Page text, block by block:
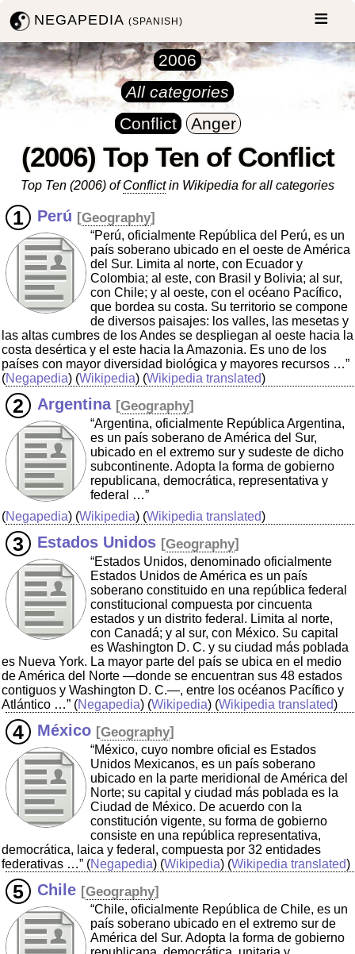
NEGAPEDIA(SPANISH)
2006
All categories
Conflict
Anger
(2006) Top Ten of Conflict
Top Ten (2006) ofConflictin Wikipedia for all categories
Perú [Geography]
“Perú, oficialmente República del Perú, es un
país soberano ubicado en el oeste de América
del Sur. Limita al norte, con Ecuador y
Colombia; al este, con Brasil y Bolivia; al sur,
con Chile; y al oeste, con el océano Pacífico,
que bordea su costa. Su territorio se compone
de diversos paisajes: los valles, las mesetas y
las altas cumbres de los Andes se despliegan al oeste hacia la
costa desértica y el este hacia la Amazonia. Es uno de los
países con mayor diversidad biológica y mayores recursos …”
(Negapedia) (Wikipedia) (Wikipedia translated)
Argentina [Geography]
“Argentina, oficialmente República Argentina,
es un país soberano de América del Sur,
ubicado en el extremo sur y sudeste de dicho
subcontinente. Adopta la forma de gobierno
republicana, democrática, representativa y
federal …”
(Negapedia) (Wikipedia) (Wikipedia translated)
Estados Unidos [Geography]
“Estados Unidos, denominado oficialmente
Estados Unidos de América es un país
soberano constituido en una república federal
constitucional compuesta por cincuenta
estados y un distrito federal. Limita al norte,
con Canadá; y al sur, con México. Su capital
es Washington D. C. y su ciudad más poblada
es Nueva York. La mayor parte del país se ubica en el medio
de América del Norte ―donde se encuentran sus 48 estados
contiguos y Washington D. C.―, entre los océanos Pacífico y
Atlántico …” (Negapedia) (Wikipedia) (Wikipedia translated)
México [Geography]
“México, cuyo nombre oficial es Estados
Unidos Mexicanos, es un país soberano
ubicado en la parte meridional de América del
Norte; su capital y ciudad más poblada es la
Ciudad de México. De acuerdo con la
constitución vigente, su forma de gobierno
consiste en una república representativa,
democrática, laica y federal, compuesta por 32 entidades
federativas …” (Negapedia) (Wikipedia) (Wikipedia translated)
Chile [Geography]
“Chile, oficialmente República de Chile, es un
país soberano ubicado en el extremo sur de
América del Sur. Adopta la forma de gobierno